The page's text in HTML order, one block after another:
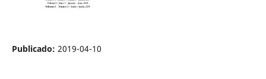
Publicado: 2019-04-10